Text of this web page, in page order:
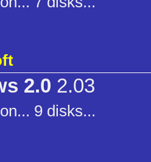
2.0 2.03
9 disks...